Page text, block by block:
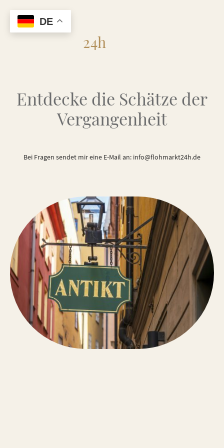
24h
Entdecke die Schätze der
Vergangenheit
Bei Fragen sendet mir eine E-Mail an: info@flohmarkt24h.de
DE